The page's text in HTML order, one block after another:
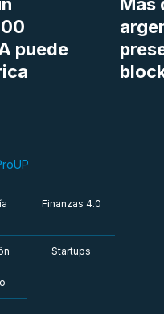
puede
Más
Finanzas 4.0
Startups